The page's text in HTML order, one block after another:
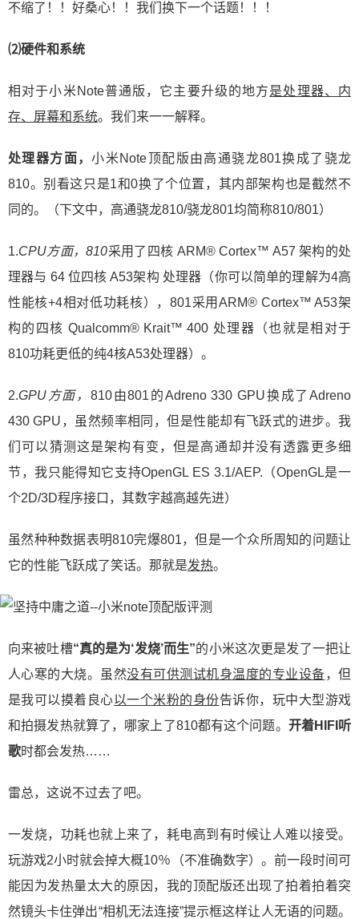
不缩了！！好桑心！！我们换下一个话题！！！
⑵硬件和系统
相对于小米Note普通版，它主要升级的地方是处理器、内
存、屏幕和系统。我们来一一解释。
处理器方面，小米Note顶配版由高通骁龙801换成了骁龙
810。别看这只是1和0换了个位置，其内部架构也是截然不
同的。（下文中，高通骁龙810/骁龙801均简称810/801）
1.CPU方面，810采用了四核 ARM® Cortex™ A57 架构的处
理器与 64 位四核 A53架构 处理器（你可以简单的理解为4高
性能核+4相对低功耗核），801采用ARM® Cortex™ A53架
构的四核 Qualcomm® Krait™ 400 处理器（也就是相对于
810功耗更低的纯4核A53处理器）。
2.GPU方面， 810由801的Adreno 330 GPU换成了Adreno
430 GPU，虽然频率相同，但是性能却有飞跃式的进步。我
们可以猜测这是架构有变，但是高通却并没有透露更多细
节，我只能得知它支持OpenGL ES 3.1/AEP.（OpenGL是一
个2D/3D程序接口，其数字越高越先进）
虽然种种数据表明810完爆801，但是一个众所周知的问题让
它的性能飞跃成了笑话。那就是发热。
向来被吐槽“真的是为‘发烧’而生”的小米这次更是发了一把让
人心寒的大烧。虽然没有可供测试机身温度的专业设备，但
是我可以摸着良心以一个米粉的身份告诉你，玩中大型游戏
和拍摄发热就算了，哪家上了810都有这个问题。 开着HIFI听
歌时都会发热……
雷总，这说不过去了吧。
一发烧，功耗也就上来了，耗电高到有时候让人难以接受。
玩游戏2小时就会掉大概10％（不准确数字）。前一段时间可
能因为发热量太大的原因，我的顶配版还出现了拍着拍着突
然镜头卡住弹出“相机无法连接”提示框这样让人无语的问题。